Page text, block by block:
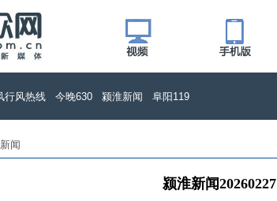
行风热线 今晚630 颍淮新闻 阜阳119
闻
颍淮新闻20260227